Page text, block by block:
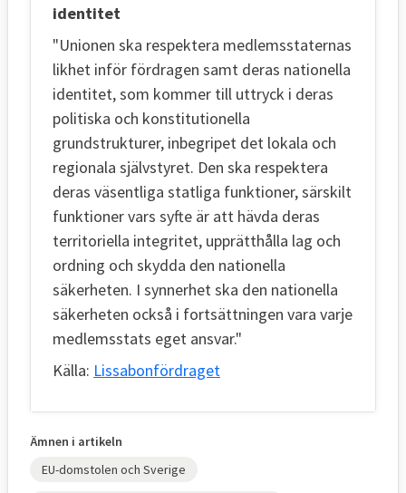
identitet
"Unionen ska respektera medlemsstaternas
likhet inför fördragen samt deras nationella
identitet, som kommer till uttryck i deras
politiska och konstitutionella
grundstrukturer, inbegripet det lokala och
regionala självstyret. Den ska respektera
deras väsentliga statliga funktioner, särskilt
funktioner vars syfte är att hävda deras
territoriella integritet, upprätthålla lag och
ordning och skydda den nationella
säkerheten. I synnerhet ska den nationella
säkerheten också i fortsättningen vara varje
medlemsstats eget ansvar."
Källa: Lissabonfördraget
Ämnen i artikeln
EU-domstolen och Sverige